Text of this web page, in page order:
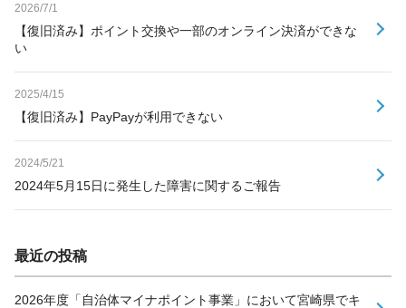
2026/7/1
【復旧済み】ポイント交換や一部のオンライン決済ができな
い
2025/4/15
【復旧済み】PayPayが利用できない
2024/5/21
2024年5月15日に発生した障害に関するご報告
最近の投稿
2026年度「自治体マイナポイント事業」において宮崎県でキ